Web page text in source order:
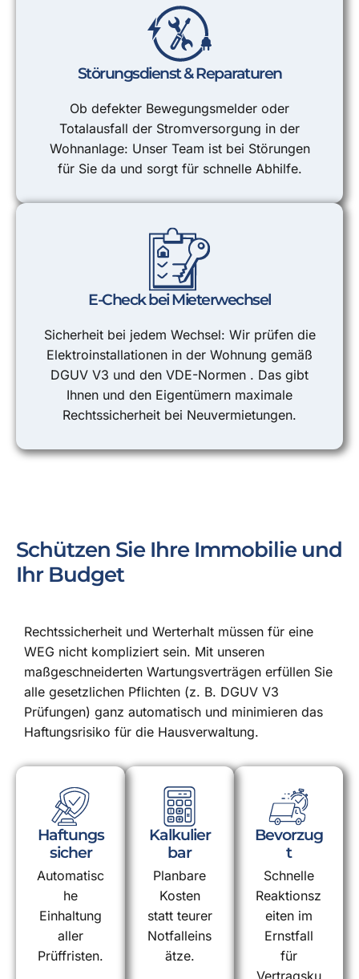
Störungsdienst & Reparaturen
Ob defekter Bewegungsmelder oder
Totalausfall der Stromversorgung in der
Wohnanlage: Unser Team ist bei Störungen
für Sie da und sorgt für schnelle Abhilfe.
E-Check bei Mieterwechsel
Sicherheit bei jedem Wechsel: Wir prüfen die
Elektroinstallationen in der Wohnung gemäß
DGUV V3 und den VDE-Normen . Das gibt
Ihnen und den Eigentümern maximale
Rechtssicherheit bei Neuvermietungen.
Schützen Sie Ihre Immobilie und
Ihr Budget
Rechtssicherheit und Werterhalt müssen für eine
WEG nicht kompliziert sein. Mit unseren
maßgeschneiderten Wartungsverträgen erfüllen Sie
alle gesetzlichen Pflichten (z. B. DGUV V3
Prüfungen) ganz automatisch und minimieren das
Haftungsrisiko für die Hausverwaltung.
Haftungs
sicher
Automatisc
he
Einhaltung
aller
Prüffristen.
Kalkulier
bar
Planbare
Kosten
statt teurer
Notfalleins
ätze.
Bevorzug
t
Schnelle
Reaktionsz
eiten im
Ernstfall
für
Vertragsku